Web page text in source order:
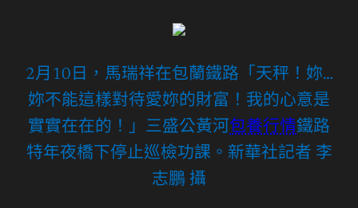
2月10日，馬瑞祥在包蘭鐵路「天秤！妳…
妳不能這樣對待愛妳的財富！我的心意是
實實在在的！」三盛公黃河包養行情鐵路
特年夜橋下停止巡檢功課。新華社記者 李
志鵬 攝